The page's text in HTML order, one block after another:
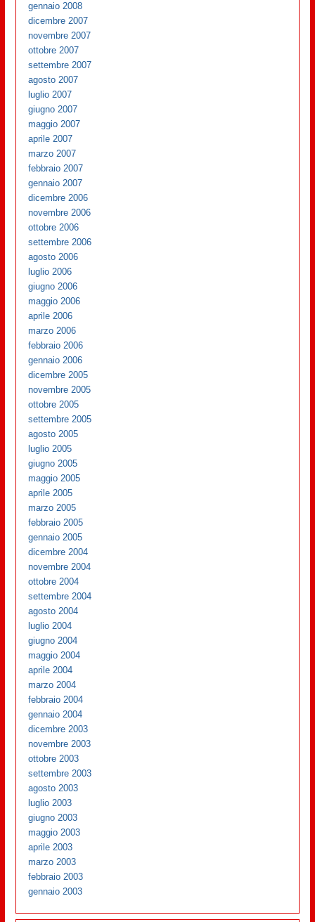
gennaio 2008
dicembre 2007
novembre 2007
ottobre 2007
settembre 2007
agosto 2007
luglio 2007
giugno 2007
maggio 2007
aprile 2007
marzo 2007
febbraio 2007
gennaio 2007
dicembre 2006
novembre 2006
ottobre 2006
settembre 2006
agosto 2006
luglio 2006
giugno 2006
maggio 2006
aprile 2006
marzo 2006
febbraio 2006
gennaio 2006
dicembre 2005
novembre 2005
ottobre 2005
settembre 2005
agosto 2005
luglio 2005
giugno 2005
maggio 2005
aprile 2005
marzo 2005
febbraio 2005
gennaio 2005
dicembre 2004
novembre 2004
ottobre 2004
settembre 2004
agosto 2004
luglio 2004
giugno 2004
maggio 2004
aprile 2004
marzo 2004
febbraio 2004
gennaio 2004
dicembre 2003
novembre 2003
ottobre 2003
settembre 2003
agosto 2003
luglio 2003
giugno 2003
maggio 2003
aprile 2003
marzo 2003
febbraio 2003
gennaio 2003